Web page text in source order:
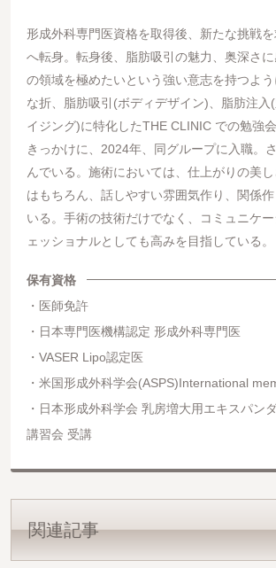
形成外科専門医資格を取得後、新たな挑戦
へ転身。転身後、脂肪吸引の魅力、奥深さに
の領域を極めたいという強い意志を持つよ
な折、脂肪吸引(ボディデザイン)、脂肪注入
イジング)に特化したTHE CLINIC での勉強
きっかけに、2024年、同グループに入職。
んでいる。施術においては、仕上がりの美
はもちろん、話しやすい雰囲気作り、関係
いる。手術の技術だけでなく、コミュニケ
ェッショナルとしても高みを目指している。
保有資格
医師免許
日本専門医機構認定 形成外科専門医
VASER Lipo認定医
米国形成外科学会(ASPS)International
日本形成外科学会 乳房増大用エキスパン
講習会 受講
関連記事